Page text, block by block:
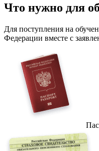
Что нужно для
Для поступления на
Федерации вместе с